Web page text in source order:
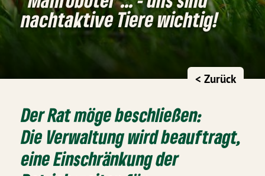
nachtaktive Tiere wichtig!
< Zurück
Der Rat möge beschließen:
Die Verwaltung wird beauftragt,
eine Einschränkung der